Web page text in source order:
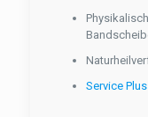
Service